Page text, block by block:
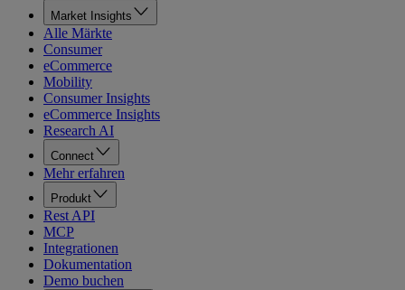
Market Insights
Alle Märkte
Consumer
eCommerce
Mobility
Consumer Insights
eCommerce Insights
Research AI
Connect
Mehr erfahren
Produkt
Rest API
MCP
Integrationen
Dokumentation
Demo buchen